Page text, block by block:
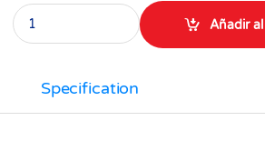
Gulash de Cerdo Paquete X 500 Gramos
Añadir
Specification